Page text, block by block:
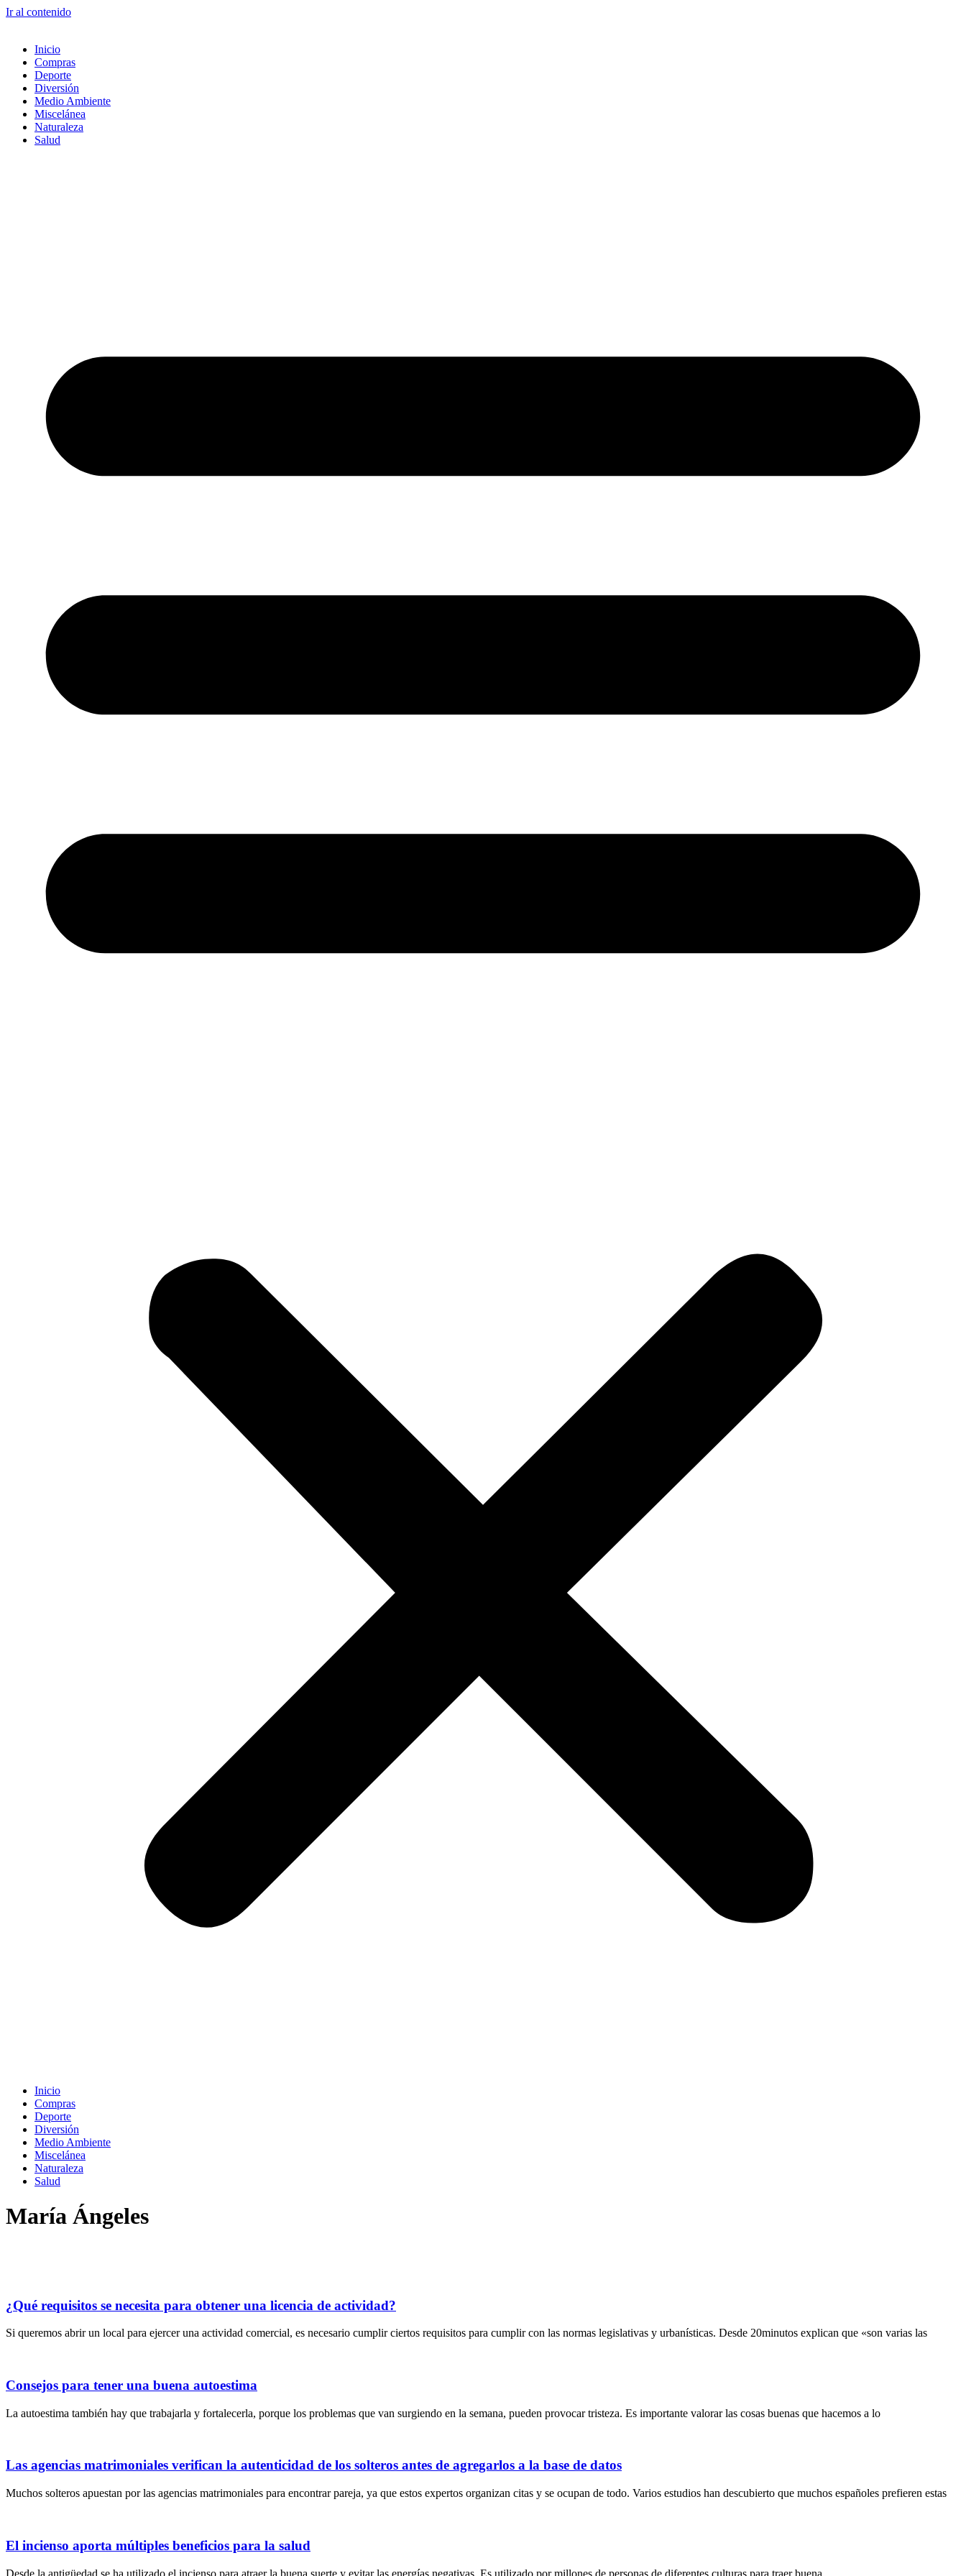
Ir al contenido
Inicio
Compras
Deporte
Diversión
Medio Ambiente
Miscelánea
Naturaleza
Salud
Inicio
Compras
Deporte
Diversión
Medio Ambiente
Miscelánea
Naturaleza
Salud
María Ángeles
¿Qué requisitos se necesita para obtener una licencia de actividad?
Si queremos abrir un local para ejercer una actividad comercial, es necesario cumplir ciertos requisitos para cumplir con las normas legislativas y urbanísticas. Desde 20minutos explican que «son varias las
Consejos para tener una buena autoestima
La autoestima también hay que trabajarla y fortalecerla, porque los problemas que van surgiendo en la semana, pueden provocar tristeza. Es importante valorar las cosas buenas que hacemos a lo
Las agencias matrimoniales verifican la autenticidad de los solteros antes de agregarlos a la base de datos
Muchos solteros apuestan por las agencias matrimoniales para encontrar pareja, ya que estos expertos organizan citas y se ocupan de todo. Varios estudios han descubierto que muchos españoles prefieren estas
El incienso aporta múltiples beneficios para la salud
Desde la antigüedad se ha utilizado el incienso para atraer la buena suerte y evitar las energías negativas. Es utilizado por millones de personas de diferentes culturas para traer buena